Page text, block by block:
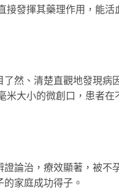
接發揮其藥理作用，能活
然、清楚直觀地發現病
米大小的微創口，患者在
論治，療效顯著，被不
家庭成功得子。